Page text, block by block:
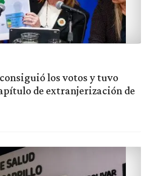
los votos y tuvo
de extranjerización de